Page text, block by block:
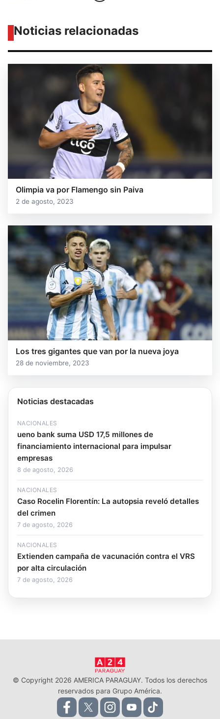
Noticias relacionadas
Olimpia va por Flamengo sin Paiva
2 de agosto, 2023
Los tres gigantes que van por la nueva joya
28 de noviembre, 2023
Noticias destacadas
NACIONALES
ueno bank suma USD 17,5 millones de
financiamiento internacional para impulsar
empresas
8 de agosto, 2026
NACIONALES
Caso Rocelin Florentín: La autopsia reveló detalles
del crimen
7 de agosto, 2026
NACIONALES
Extienden campaña de vacunación contra el VRS
por alta circulación
7 de agosto, 2026
© Copyright 2026 AMERICA PARAGUAY. Todos los derechos
reservados para Grupo América.